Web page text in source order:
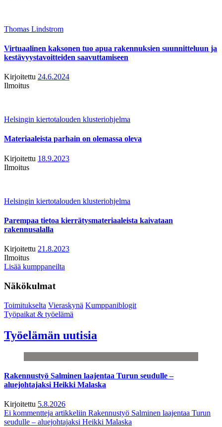
Thomas Lindstrom
Virtuaalinen kaksonen tuo apua rakennuksien suunnitteluun ja
kestävyystavoitteiden saavuttamiseen
Kirjoitettu 24.6.2024
Ilmoitus
Helsingin kiertotalouden klusteriohjelma
Materiaaleista parhain on olemassa oleva
Kirjoitettu 18.9.2023
Ilmoitus
Helsingin kiertotalouden klusteriohjelma
Parempaa tietoa kierrätysmateriaaleista kaivataan
rakennusalalla
Kirjoitettu 21.8.2023
Ilmoitus
Lisää kumppaneilta
Näkökulmat
Toimitukselta Vieraskynä Kumppaniblogit
Työpaikat & työelämä
Työelämän uutisia
Rakennustyö Salminen laajentaa Turun seudulle –
aluejohtajaksi Heikki Malaska
Kirjoitettu 5.8.2026
Ei kommentteja artikkeliin Rakennustyö Salminen laajentaa Turun
seudulle – aluejohtajaksi Heikki Malaska